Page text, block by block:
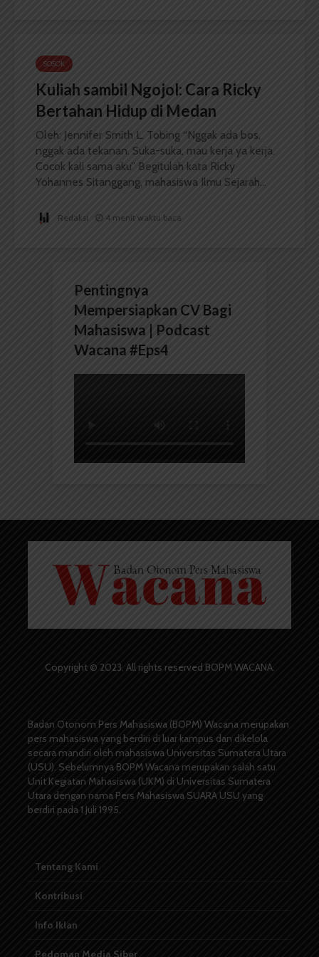
SOSOK
Kuliah sambil Ngojol: Cara Ricky
Bertahan Hidup di Medan
Oleh: Jennifer Smith L. Tobing “Nggak ada bos,
nggak ada tekanan. Suka-suka, mau kerja ya kerja.
Cocok kali sama aku” Begitulah kata Ricky
Yohannes Sitanggang, mahasiswa Ilmu Sejarah...
Redaksi 4 menit waktu baca
Pentingnya
Mempersiapkan CV Bagi
Mahasiswa | Podcast
Wacana #Eps4
Copyright © 2023. All rights reserved BOPM WACANA.
Badan Otonom Pers Mahasiswa (BOPM) Wacana merupakan
pers mahasiswa yang berdiri di luar kampus dan dikelola
secara mandiri oleh mahasiswa Universitas Sumatera Utara
(USU). Sebelumnya BOPM Wacana merupakan salah satu
Unit Kegiatan Mahasiswa (UKM) di Universitas Sumatera
Utara dengan nama Pers Mahasiswa SUARA USU yang
berdiri pada 1 Juli 1995.
Tentang Kami
Kontribusi
Info Iklan
Pedoman Media Siber